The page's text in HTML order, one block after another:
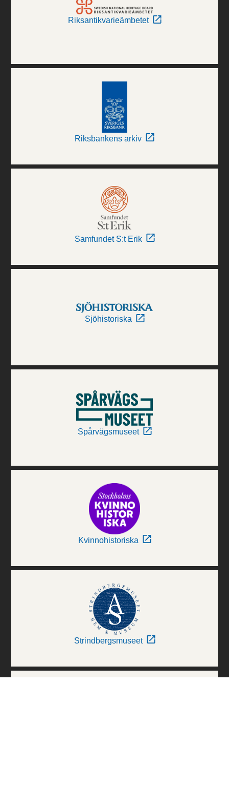
Riksantikvarieämbetet
Riksbankens arkiv
Samfundet S:t Erik
Sjöhistoriska
Spårvägsmuseet
Kvinnohistoriska
Strindbergsmuseet